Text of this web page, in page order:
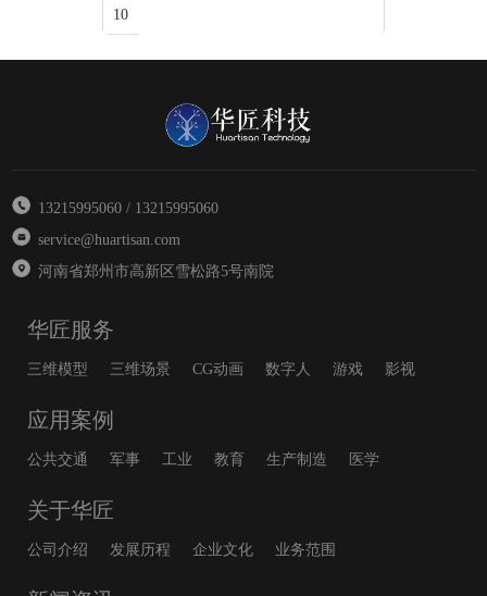
10
13215995060 / 13215995060
service@huartisan.com
河南省郑州市高新区雪松路5号南院
华匠服务
三维模型 三维场景 CG动画 数字人 游戏 影视
应用案例
公共交通 军事 工业 教育 生产制造 医学
关于华匠
公司介绍 发展历程 企业文化 业务范围